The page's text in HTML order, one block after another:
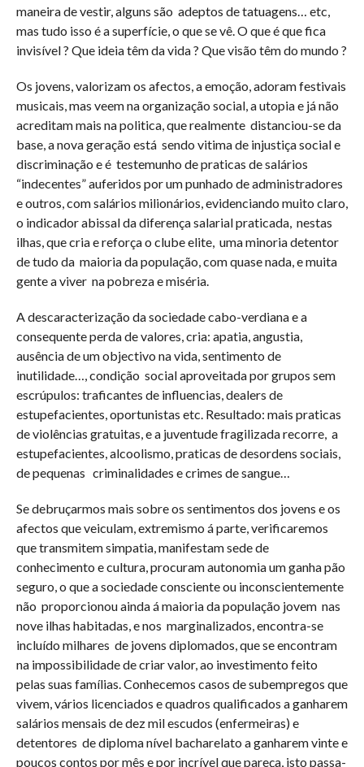
maneira de vestir, alguns são adeptos de tatuagens… etc,
mas tudo isso é a superfície, o que se vê. O que é que fica
invisível ? Que ideia têm da vida ? Que visão têm do mundo ?
Os jovens, valorizam os afectos, a emoção, adoram festivais
musicais, mas veem na organização social, a utopia e já não
acreditam mais na politica, que realmente distanciou-se da
base, a nova geração está sendo vitima de injustiça social e
discriminação e é testemunho de praticas de salários
“indecentes” auferidos por um punhado de administradores
e outros, com salários milionários, evidenciando muito claro,
o indicador abissal da diferença salarial praticada, nestas
ilhas, que cria e reforça o clube elite, uma minoria detentor
de tudo da maioria da população, com quase nada, e muita
gente a viver na pobreza e miséria.
A descaracterização da sociedade cabo-verdiana e a
consequente perda de valores, cria: apatia, angustia,
ausência de um objectivo na vida, sentimento de
inutilidade…, condição social aproveitada por grupos sem
escrúpulos: traficantes de influencias, dealers de
estupefacientes, oportunistas etc. Resultado: mais praticas
de violências gratuitas, e a juventude fragilizada recorre, a
estupefacientes, alcoolismo, praticas de desordens sociais,
de pequenas criminalidades e crimes de sangue…
Se debruçarmos mais sobre os sentimentos dos jovens e os
afectos que veiculam, extremismo á parte, verificaremos
que transmitem simpatia, manifestam sede de
conhecimento e cultura, procuram autonomia um ganha pão
seguro, o que a sociedade consciente ou inconscientemente
não proporcionou ainda á maioria da população jovem nas
nove ilhas habitadas, e nos marginalizados, encontra-se
incluído milhares de jovens diplomados, que se encontram
na impossibilidade de criar valor, ao investimento feito
pelas suas famílias. Conhecemos casos de subempregos que
vivem, vários licenciados e quadros qualificados a ganharem
salários mensais de dez mil escudos (enfermeiras) e
detentores de diploma nível bacharelato a ganharem vinte e
poucos contos por mês e por incrível que pareça, isto passa-